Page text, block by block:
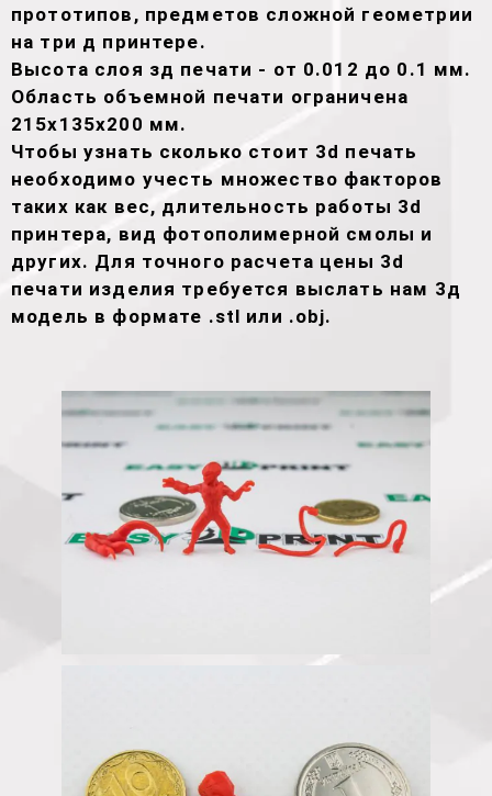
прототипов, предметов сложной геометрии
на три д принтере.
Высота слоя зд печати - от 0.012 до 0.1 мм.
Область объемной печати ограничена
215х135х200 мм.
Чтобы узнать сколько стоит 3d печать
необходимо учесть множество факторов
таких как вес, длительность работы 3d
принтера, вид фотополимерной смолы и
других. Для точного расчета цены 3d
печати изделия требуется выслать нам 3д
модель в формате .stl или .obj.